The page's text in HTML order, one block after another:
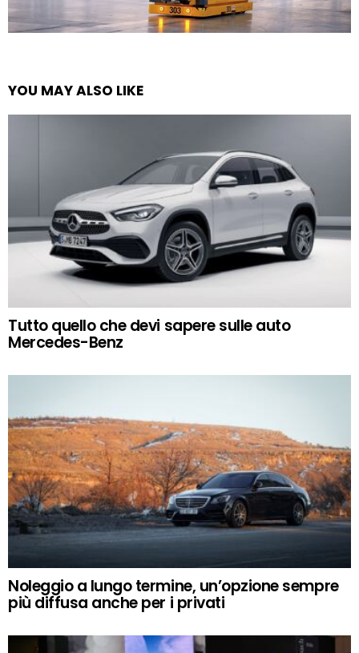
YOU MAY ALSO LIKE
Tutto quello che devi sapere sulle auto
Mercedes-Benz
Noleggio a lungo termine, un’opzione sempre
più diffusa anche per i privati